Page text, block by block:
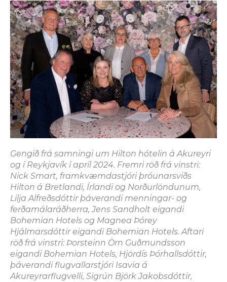
Gengið frá samningi um Hilton hótelin á Akureyri
og í Reykjavík í apríl 2024. Fremri röð frá vinstri:
Nick Smart, framkvæmdastjóri þróunarsviðs
Hilton á Bretlandi, Írlandi og Norðurlöndunum,
Lilja Alfreðsdóttir þáverandi menningar- og
ferðamálaráðherra, Jens Sandholt eigandi
Bohemian Hotels og Magnea Þórey
Hjálmarsdóttir eigandi Bohemian Hotels. Aftari
röð frá vinstri: Þorsteinn Örn Guðmundsson
eigandi Bohemian Hotels, Hjördís Þórhallsdóttir,
þáverandi flugvallarstjóri Isavia á
Akureyrarflugvelli, Sigrún Björk Jakobsdóttir,